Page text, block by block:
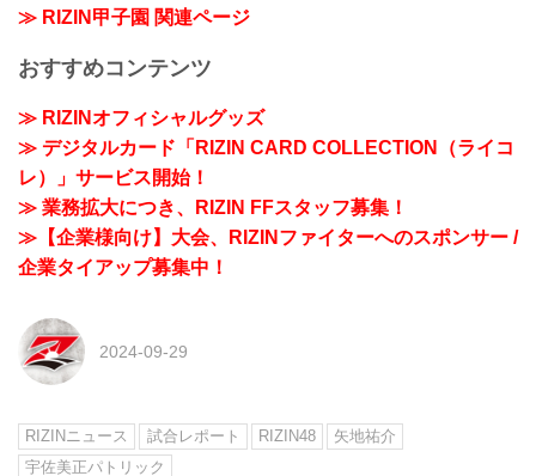
≫ RIZIN甲子園 関連ページ
おすすめコンテンツ
≫ RIZINオフィシャルグッズ
≫ デジタルカード「RIZIN CARD COLLECTION（ライコ
レ）」サービス開始！
≫ 業務拡大につき、RIZIN FFスタッフ募集！
≫【企業様向け】大会、RIZINファイターへのスポンサー /
企業タイアップ募集中！
2024-09-29
RIZINニュース 試合レポート RIZIN48
矢地祐介
宇佐美正パトリック